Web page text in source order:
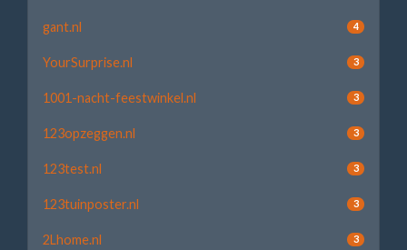
gant.nl 4
YourSurprise.nl 3
1001-nacht-feestwinkel.nl 3
123opzeggen.nl 3
123test.nl 3
123tuinposter.nl 3
2Lhome.nl 3